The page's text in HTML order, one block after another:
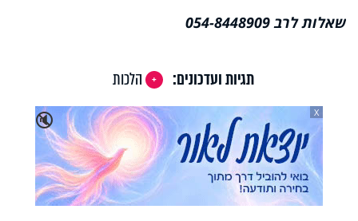
שאלות לרב 054-8448909
תגיות ועדכונים:
הלכות
🔇
X